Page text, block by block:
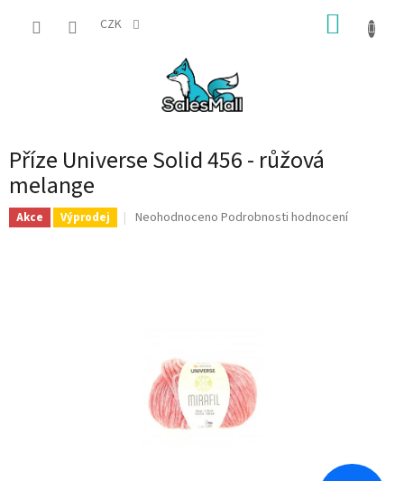
CZK
Příze Universe Solid 456 - růžová
melange
Akce Výprodej
Průměrné
Neohodnoceno Podrobnosti hodnocení